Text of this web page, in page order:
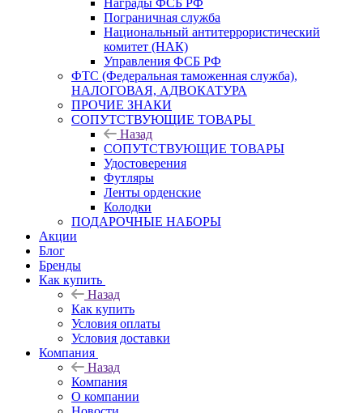
Награды ФСБ РФ
Пограничная служба
Национальный антитеррористический
комитет (НАК)
Управления ФСБ РФ
ФТС (Федеральная таможенная служба),
НАЛОГОВАЯ, АДВОКАТУРА
ПРОЧИЕ ЗНАКИ
СОПУТСТВУЮЩИЕ ТОВАРЫ
Назад
СОПУТСТВУЮЩИЕ ТОВАРЫ
Удостоверения
Футляры
Ленты орденские
Колодки
ПОДАРОЧНЫЕ НАБОРЫ
Акции
Блог
Бренды
Как купить
Назад
Как купить
Условия оплаты
Условия доставки
Компания
Назад
Компания
О компании